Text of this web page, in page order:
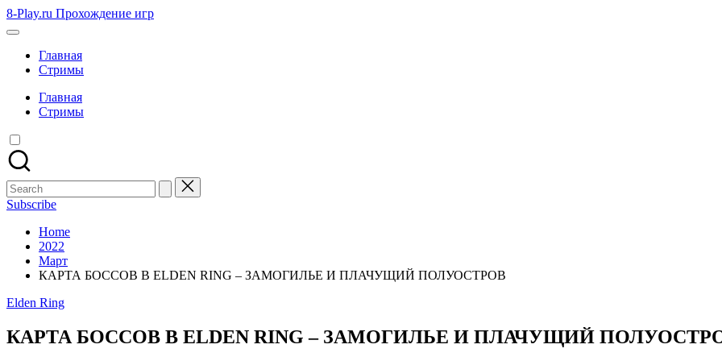
Skip
to
8-Play.ru Прохождение игр
Главная
Стримы
Главная
Стримы
Search
for:
Subscribe
Home
2022
Март
КАРТА БОССОВ В ELDEN RING – ЗАМОГИЛЬЕ И ПЛАЧУЩИЙ ПОЛУОСТРОВ
Posted
Elden Ring
КАРТА БОССОВ В ELDEN RING – ЗАМОГИЛЬЕ И ПЛАЧУЩИЙ